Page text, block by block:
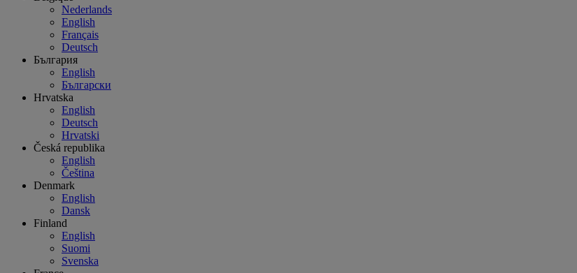
Nederlands
English
Français
Deutsch
България
English
Български
Hrvatska
English
Deutsch
Hrvatski
Česká republika
English
Čeština
Denmark
English
Dansk
Finland
English
Suomi
Svenska